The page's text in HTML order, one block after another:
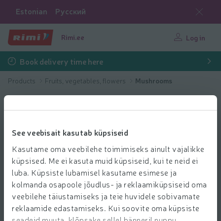
See veebisait kasutab küpsiseid
Kasutame oma veebilehe toimimiseks ainult vajalikke
küpsised. Me ei kasuta muid küpsiseid, kui te neid ei
luba. Küpsiste lubamisel kasutame esimese ja
kolmanda osapoole jõudlus- ja reklaamiküpsiseid oma
veebilehe täiustamiseks ja teie huvidele sobivamate
reklaamide edastamiseks. Kui soovite oma küpsiste
Estonian Русский
Rimi.ee Log in
Book delivery time here
Products Fruits, vegetables, flowers Mushrooms